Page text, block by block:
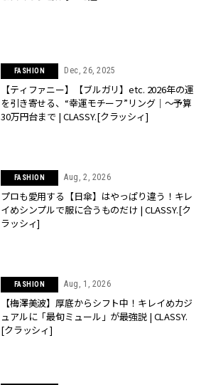
FASHION Dec, 26, 2025
【ティファニー】【ブルガリ】etc. 2026年の運
を引き寄せる、“幸運モチーフ”リング｜〜予算
30万円台まで | CLASSY.[クラッシィ]
FASHION Aug, 2, 2026
プロも愛用する【日傘】はやっぱり違う！キレ
イめシンプルで服に合うものだけ | CLASSY.[ク
ラッシィ]
FASHION Aug, 1, 2026
【梅澤美波】厚底からシフト中！キレイめカジ
ュアルに「最旬ミュール」が最強説 | CLASSY.
[クラッシィ]